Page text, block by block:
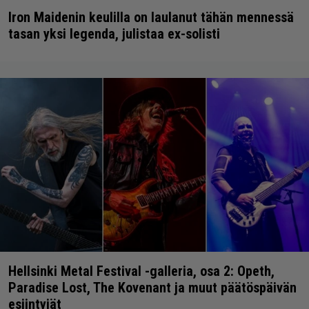
Iron Maidenin keulilla on laulanut tähän mennessä
tasan yksi legenda, julistaa ex-solisti
Hellsinki Metal Festival -galleria, osa 2: Opeth,
Paradise Lost, The Kovenant ja muut päätöspäivän
esiintyjät